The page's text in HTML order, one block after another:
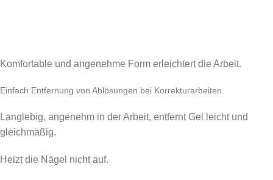
Komfortable und angenehme Form erleichtert die Arbeit.
Einfach Entfernung von Ablösungen bei Korrekturarbeiten.
Langlebig, angenehm in der Arbeit, entfernt Gel leicht und
gleichmäßig.
Heizt die Nägel nicht auf.